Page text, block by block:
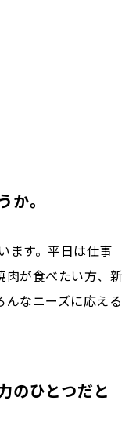
。
ます。平日は仕事
肉が食べたい方、新
なニーズに応える
のひとつだと